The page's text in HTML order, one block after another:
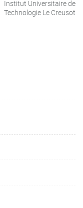
Institut Universitaire de
Technologie Le Creusot